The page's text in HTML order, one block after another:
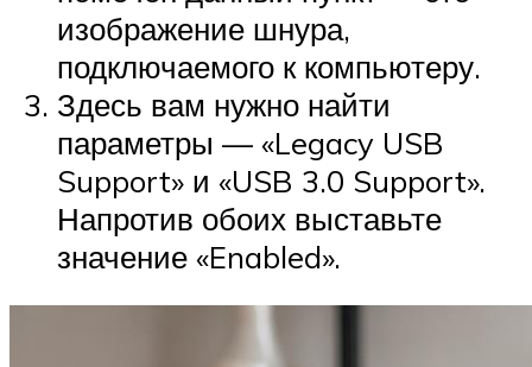
изображение шнура,
подключаемого к компьютеру.
Здесь вам нужно найти
параметры — «Legacy USB
Support» и «USB 3.0 Support».
Напротив обоих выставьте
значение «Enabled».